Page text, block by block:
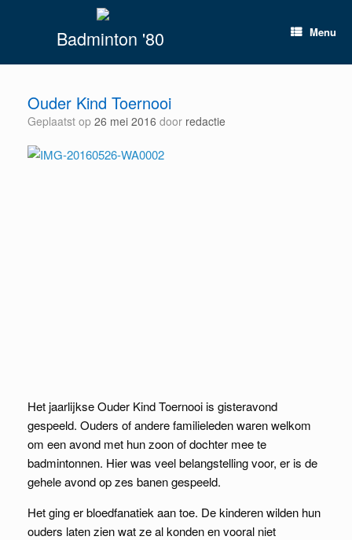
Badminton '80 Menu
Ouder Kind Toernooi
Geplaatst op 26 mei 2016 door redactie
Het jaarlijkse Ouder Kind Toernooi is gisteravond
gespeeld. Ouders of andere familieleden waren welkom
om een avond met hun zoon of dochter mee te
badmintonnen. Hier was veel belangstelling voor, er is de
gehele avond op zes banen gespeeld.
Het ging er bloedfanatiek aan toe. De kinderen wilden hun
ouders laten zien wat ze al konden en vooral niet